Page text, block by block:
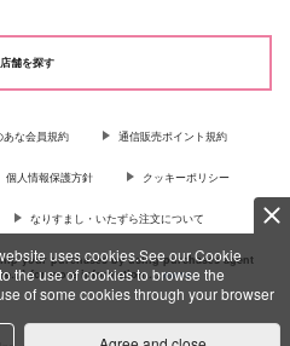
uses cookies.See our Cookie
the use of cookies to browse the
of some cookies through your browser
店舗を探す
あな会員規約 通信販売ポイント規約
個人情報保護方針 クッキーポリシー
なりすまし・いたずら注文について
your purchases by using purchases agent
for more information …more